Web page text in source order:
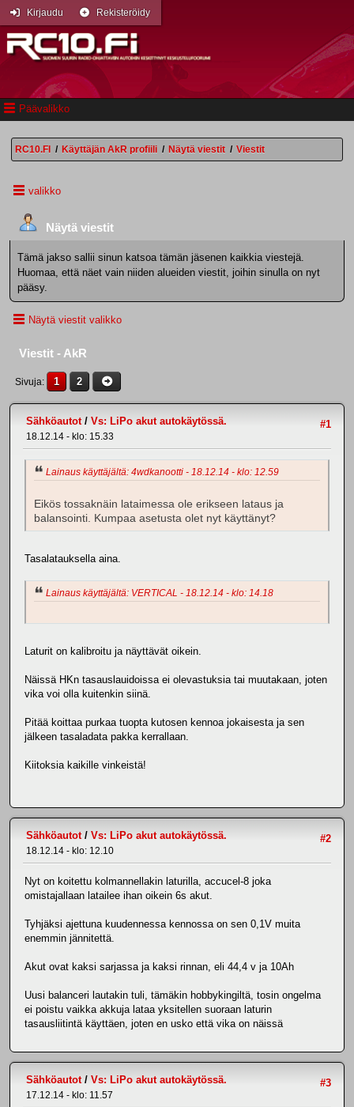
Päävalikko
Kirjaudu Rekisteröidy
RC10.FI / Käyttäjän AkR profiili / Näytä viestit / Viestit
valikko
Näytä viestit
Tämä jakso sallii sinun katsoa tämän jäsenen kaikkia viestejä.
Huomaa, että näet vain niiden alueiden viestit, joihin sinulla on nyt
pääsy.
Näytä viestit valikko
Viestit - AkR
Sivuja 1 2
#1
Sähköautot/ Vs: LiPo akut autokäytössä.
18.12.14 - klo: 15.33
Lainaus käyttäjältä: 4wdkanootti - 18.12.14 - klo: 12.59
Eikös tossaknäin lataimessa ole erikseen lataus ja
balansointi. Kumpaa asetusta olet nyt käyttänyt?
Tasalatauksella aina.
Lainaus käyttäjältä: VERTICAL - 18.12.14 - klo: 14.18
Laturit on kalibroitu ja näyttävät oikein.
Näissä HKn tasauslauidoissa ei olevastuksia tai muutakaan, joten
vika voi olla kuitenkin siinä.
Pitää koittaa purkaa tuopta kutosen kennoa jokaisesta ja sen
jälkeen tasaladata pakka kerrallaan.
Kiitoksia kaikille vinkeistä!
#2
Sähköautot/ Vs: LiPo akut autokäytössä.
18.12.14 - klo: 12.10
Nyt on koitettu kolmannellakin laturilla, accucel-8 joka
omistajallaan latailee ihan oikein 6s akut.
Tyhjäksi ajettuna kuudennessa kennossa on sen 0,1V muita
enemmin jännitettä.
Akut ovat kaksi sarjassa ja kaksi rinnan, eli 44,4 v ja 10Ah
Uusi balanceri lautakin tuli, tämäkin hobbykingiltä, tosin ongelma
ei poistu vaikka akkuja lataa yksitellen suoraan laturin
tasausliitintä käyttäen, joten en usko että vika on näissä
#3
Sähköautot/ Vs: LiPo akut autokäytössä.
17.12.14 - klo: 11.57